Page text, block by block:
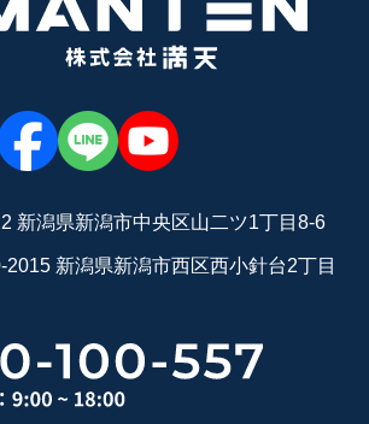
新潟県新潟市中央区山二ツ1丁目8-6
新潟県新潟市西区西小針台2丁目